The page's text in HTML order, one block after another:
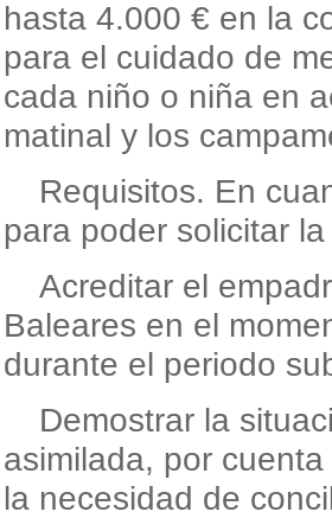
hasta 4.000 € en la
para el cuidado de
cada niño o niña en
matinal y los
Requisitos. En
para poder solicitar
Acreditar el
Baleares en el
durante el periodo
Demostrar la
asimilada, por
la necesidad de